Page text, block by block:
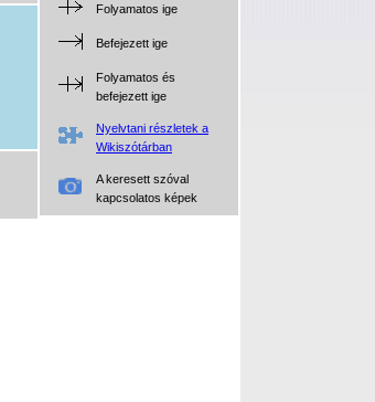
Folyamatos ige
Befejezett ige
Folyamatos és
befejezett ige
Nyelvtani részletek a
Wikiszótárban
A keresett szóval
kapcsolatos képek